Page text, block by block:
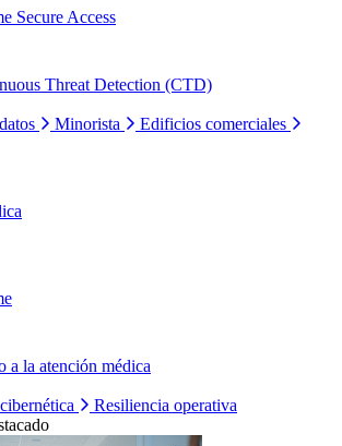
Secure Access
Threat Detection (CTD)
Minorista
Edificios comerciales
a la atención médica
Resiliencia operativa